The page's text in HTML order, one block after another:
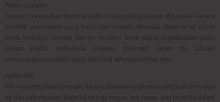
Plafon Gypsum
Gypsum merupakan material plafon yang paling banyak digunakan karena
memiliki permukaan yang halus dan mudah dibentuk. Material ini cocok
untuk berbagai konsep interior modern serta dapat diaplikasikan pada
desain plafon sederhana maupun dekoratif. Selain itu, proses
pemasangannya relatif cepat dan hasil akhirnya terlihat rapi.
Plafon PVC
PVC menjadi pilihan populer karena memiliki ketahanan yang baik terhadap
air dan kelembapan. Material ini juga ringan, anti rayap, dan tersedia dalam